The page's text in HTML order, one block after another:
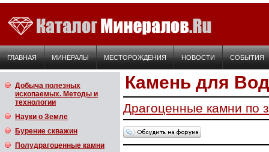
ГЛАВНАЯ МИНЕРАЛЫ МЕСТОРОЖДЕНИЯ НОВОСТИ СОБЫТИЯ
Добыча полезных
ископаемых. Методы и
технологии
Науки о Земле
Бурение скважин
Полудрагоценные камни
Камень для
Драгоценные камни по